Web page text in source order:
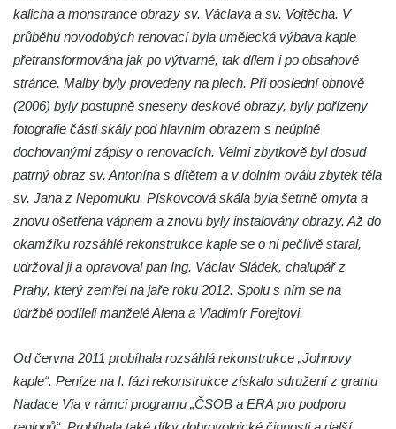
v Krásné u Pěnčína
Márnice na hřbitově v Krásné u Pěnčína
Kostel svatého Josefa v Krásné u Pěnčína
Kostel Panny Marie Pomocné s Ivanitskou
poustevnou v Teplicích nad Metují
Hřbitovní kaple/márnice na hřbitově v
Teplicích nad Metují
Kostel svatého Vavřince v Teplicích nad
Metují
Hrobová kaple Johanna Nitsche na
Kaple Panny Marie Karmelské na Vlčí Hoře
Kostel svatého Bartoloměje v Teplicích
Kostel svatého Jana Křtitele na Zámeckém
kalicha a monstrance obrazy sv. Václava a sv. Vojtěcha. V
průběhu novodobých renovací byla umělecká výbava kaple
přetransformována jak po výtvarné, tak dílem i po obsahové
stránce. Malby byly provedeny na plech. Při poslední obnově
(2006) byly postupně sneseny deskové obrazy, byly pořízeny
fotografie části skály pod hlavním obrazem s neúplně
dochovanými zápisy o renovacích. Velmi zbytkově byl dosud
patrný obraz sv. Antonína s dítětem a v dolním oválu zbytek těla
sv. Jana z Nepomuku. Pískovcová skála byla šetrně omyta a
znovu ošetřena vápnem a znovu byly instalovány obrazy. Až do
okamžiku rozsáhlé rekonstrukce kaple se o ni pečlivě staral,
udržoval ji a opravoval pan Ing. Václav Sládek, chalupář z
Prahy, který zemřel na jaře roku 2012. Spolu s ním se na
údržbě podíleli manželé Alena a Vladimír Forejtovi.
Od června 2011 probíhala rozsáhlá rekonstrukce „Johnovy
kaple“. Peníze na I. fázi rekonstrukce získalo sdružení z grantu
Nadace Via v rámci programu „ČSOB a ERA pro podporu